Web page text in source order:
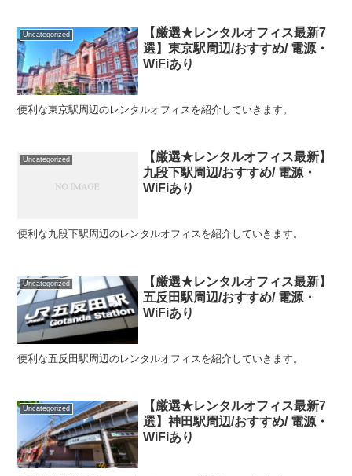
Uncategorized
【厳選★レンタルオフィス最新7
選】東京駅周辺/おすすめ/ 電源・
WiFiあり
便利な東京駅周辺のレンタルオフィスを紹介していきます。
Uncategorized
【厳選★レンタルオフィス最新】
九段下駅周辺/おすすめ/ 電源・
WiFiあり
便利な九段下駅周辺のレンタルオフィスを紹介していきます。
Uncategorized
【厳選★レンタルオフィス最新】
五反田駅周辺/おすすめ/ 電源・
WiFiあり
便利な五反田駅周辺のレンタルオフィスを紹介していきます。
Uncategorized
【厳選★レンタルオフィス最新7
選】神田駅周辺/おすすめ/ 電源・
WiFiあり